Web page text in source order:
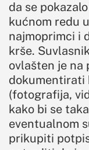
da se
kućnom redu
najmoprimci i
krše.
ovlašten je na
dokumentirati
(fotografija,
kako bi se
eventualnom
prikupiti